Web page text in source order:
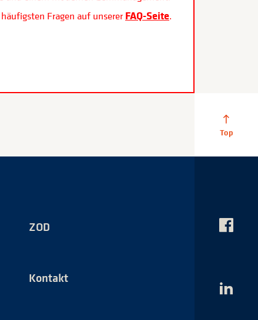
Fragen auf unserer FAQ-Seite.
ZOD
Kontakt
Das
Das